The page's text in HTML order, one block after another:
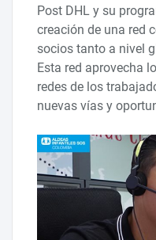
Post DHL y su
creación de una red
socios tanto a nivel
Esta red aprovecha
redes de los
nuevas vías y